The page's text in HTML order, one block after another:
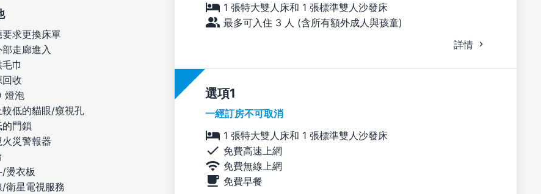
1 張特大雙人床和 1 張標準雙人沙發床
最多可入住 3 人 (含所有額外成人與孩童)
詳情
選項
一經訂房不可取消
1 張特大雙人床和 1 張標準雙人沙發床
免費高速上網
免費無線上網
免費早餐
要求更換床單
走廊進入
巾
回收
燈泡
較低的貓眼/窺視孔
門鎖
災警報器
/燙衣板
/衛星電視服務